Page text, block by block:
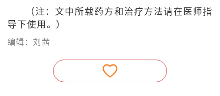
（注：文中所载药方和治疗方法请在医师指
导下使用。）
编辑：刘茜